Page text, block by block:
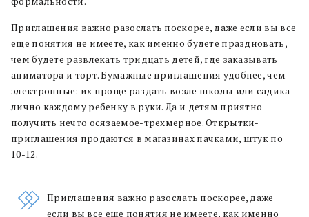
Приглашения важно разослать поскорее, даже если вы все
еще понятия не имеете, как именно будете праздновать,
чем будете развлекать тридцать детей, где заказывать
аниматора и торт. Бумажные приглашения удобнее, чем
электронные: их проще раздать возле школы или садика
лично каждому ребенку в руки. Да и детям приятно
получить нечто осязаемое-трехмерное. Открытки-
приглашения продаются в магазинах пачками, штук по
10-12.
Приглашения важно разослать поскорее, даже
если вы все еще понятия не имеете, как именно